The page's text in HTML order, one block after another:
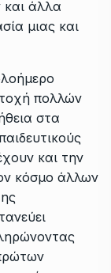
και άλλα
μιας και
πολλών
στα
και την
κόσμο άλλων